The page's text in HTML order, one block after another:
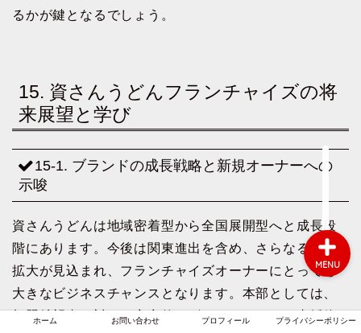
るかが鍵となるでしょう。
15. 資さんうどんフランチャイズの将
来展望と学び
15-1. ブランドの成長戦略と新規オーナーへの
示唆
資さんうどんは地域密着型から全国展開型へと成長段
階にあります。今後は関東進出を含め、さらなる出店
拡大が見込まれ、フランチャイズオーナーにとっても
大きなビジネスチャンスとなります。本部としては、
加盟希望者に対して安定的なビジネスモデルと支援体
ホーム お問い合わせ プロフィール プライバシーポリシー
MENU
お問い合わせ
プロフィール
プライバシーポリシー